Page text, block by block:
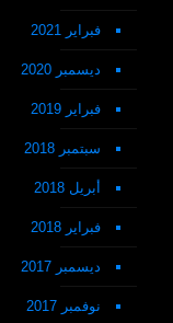
فبراير 2021
ديسمبر 2020
فبراير 2019
سبتمبر 2018
أبريل 2018
فبراير 2018
ديسمبر 2017
نوفمبر 2017